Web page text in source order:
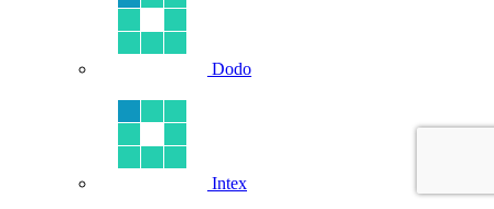
Dodo
Intex